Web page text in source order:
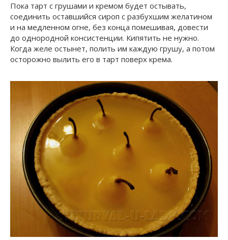
Пока тарт с грушами и кремом будет остывать,
соединить оставшийся сироп с разбухшим желатином
и на медленном огне, без конца помешивая, довести
до однородной консистенции. Кипятить не нужно.
Когда желе остынет, полить им каждую грушу, а потом
осторожно вылить его в тарт поверх крема.